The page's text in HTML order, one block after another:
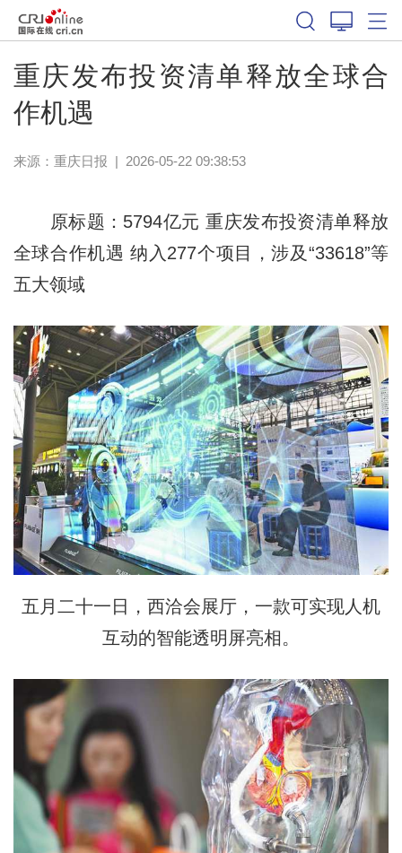
重庆发布投资清单释放全球合
作机遇
来源： 重庆日报 | 2026-05-22 09:38:53
原标题：5794亿元 重庆发布投资清单释放
全球合作机遇 纳入277个项目，涉及“33618”等
五大领域
五月二十一日，西洽会展厅，一款可实现人机
互动的智能透明屏亮相。